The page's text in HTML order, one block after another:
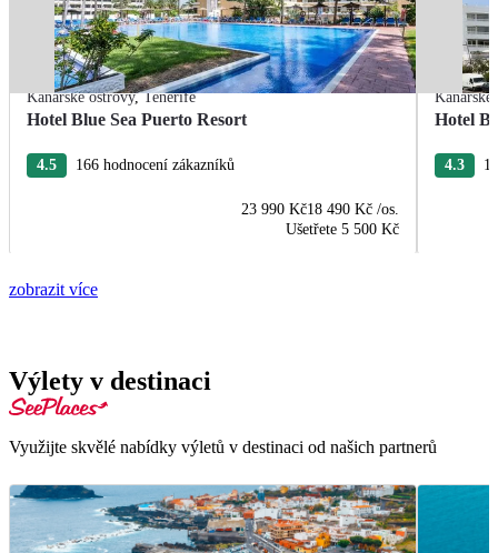
Kanárské ostrovy,Tenerife
Hotel Blue Sea Puerto Resort
4.5 166 hodnocení zákazníků
23 990 Kč18 490 Kč /os.
Ušetřete 5 500 Kč
Kanárské
Hotel
4.3
zobrazit více
Výlety v destinaci
Využijte skvělé nabídky výletů v destinaci od našich partnerů